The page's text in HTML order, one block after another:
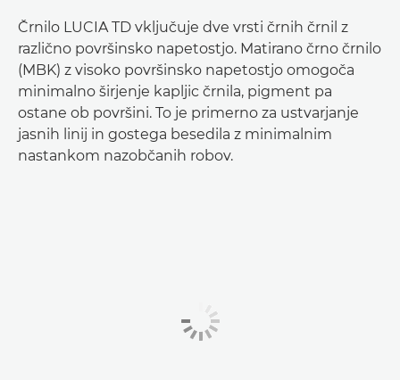
Črnilo LUCIA TD vključuje dve vrsti črnih črnil z
različno površinsko napetostjo. Matirano črno črnilo
(MBK) z visoko površinsko napetostjo omogoča
minimalno širjenje kapljic črnila, pigment pa
ostane ob površini. To je primerno za ustvarjanje
jasnih linij in gostega besedila z minimalnim
nastankom nazobčanih robov.